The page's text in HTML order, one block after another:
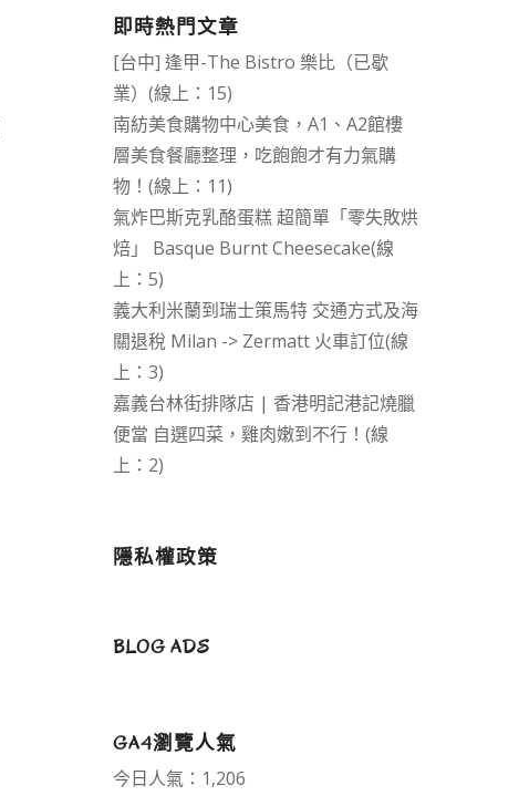
即時熱門文章
[台中] 逢甲-The Bistro 樂比（已歇
業）(線上：15)
南紡美食購物中心美食，A1、A2館樓
層美食餐廳整理，吃飽飽才有力氣購
物！(線上：11)
氣炸巴斯克乳酪蛋糕 超簡單「零失敗烘
焙」 Basque Burnt Cheesecake(線
上：5)
義大利米蘭到瑞士策馬特 交通方式及海
關退稅 Milan -> Zermatt 火車訂位(線
上：3)
嘉義台林街排隊店 | 香港明記港記燒臘
便當 自選四菜，雞肉嫩到不行！(線
上：2)
隱私權政策
BLOG ADS
GA4瀏覽人氣
今日人氣：1,206